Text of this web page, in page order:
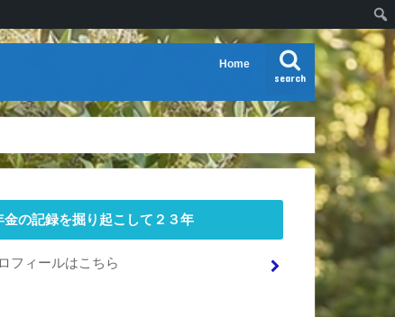
search
Home
金の記録を掘り起こして２３年
フィールはこちら